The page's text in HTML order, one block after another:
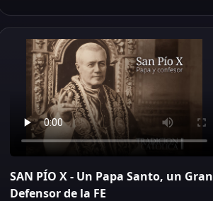
SAN PÍO X - Un Papa Santo, un Gran
Defensor de la FE